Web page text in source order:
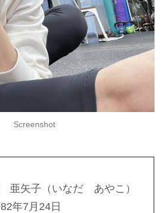
Screenshot
亜矢子（いなだ あやこ）
年7月24日